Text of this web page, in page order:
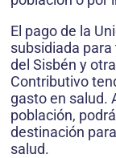
El pago de la
subsidiada
del Sisbén y
Contributivo
gasto en salud.
población,
destinación
salud.